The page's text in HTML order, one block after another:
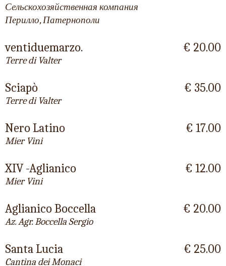
Сельскохозяйственная компания
Перилло, Патернополи
ventiduemarzo.
Terre di Valter
€ 20.00
Sciapò
Terre di Valter
€ 35.00
Nero Latino
Mier Vini
€ 17.00
XIV -Aglianico
Mier Vini
€ 12.00
Aglianico Boccella
Az. Agr. Boccella Sergio
€ 20.00
Santa Lucia
Cantina dei Monaci
€ 25.00